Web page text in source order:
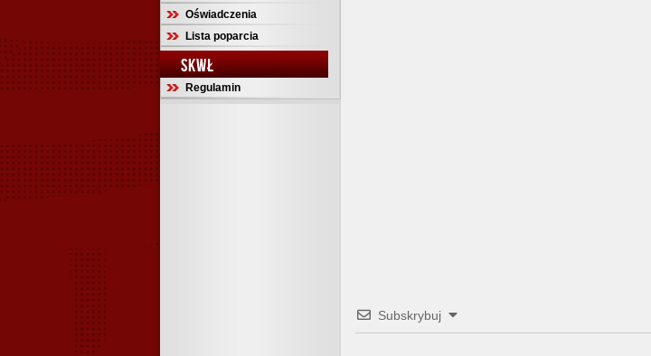
Oświadczenia
Lista poparcia
SKWŁ
Regulamin
Subskrybuj